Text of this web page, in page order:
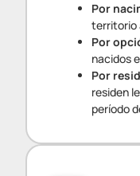
Por
territorio
Por
nacidos
Por
residen
período